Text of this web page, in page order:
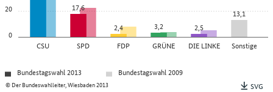
0
20
CSU SPD FDP GRÜNE DIE LINKE Sonstige
17,6
2,4
3,2 2,5
13,1
© Der Bundeswahlleiter, Wiesbaden 2013
Bundestagswahl 2013
Bundestagswahl 2009
SVG